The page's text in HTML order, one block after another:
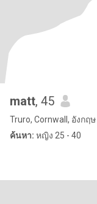
matt, 45
Truro, Cornwall, อังกฤษ
ค้นหา: หญิง 25 - 40